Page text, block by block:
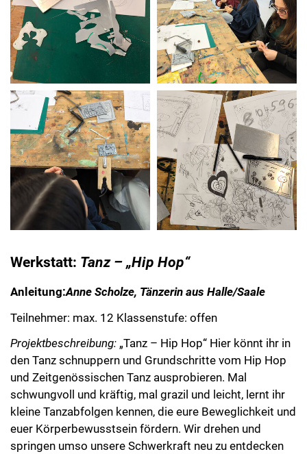
Werkstatt: Tanz – „Hip Hop“
Anleitung:Anne Scholze, Tänzerin aus Halle/Saale
Teilnehmer: max. 12 Klassenstufe: offen
Projektbeschreibung: „Tanz – Hip Hop“ Hier könnt ihr in
den Tanz schnuppern und Grundschritte vom Hip Hop
und Zeitgenössischen Tanz ausprobieren. Mal
schwungvoll und kräftig, mal grazil und leicht, lernt ihr
kleine Tanzabfolgen kennen, die eure Beweglichkeit und
euer Körperbewusstsein fördern. Wir drehen und
springen umso unsere Schwerkraft neu zu entdecken